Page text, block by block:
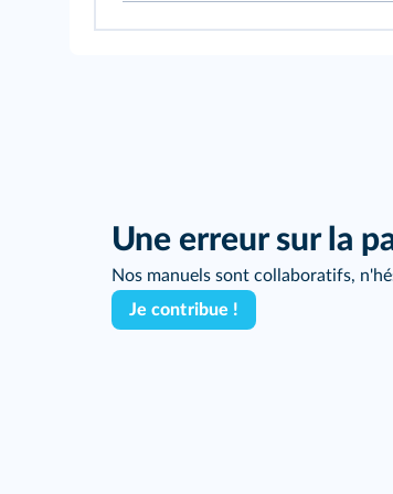
Une erreur sur la
Nos manuels sont collaboratifs,
Je contribue !